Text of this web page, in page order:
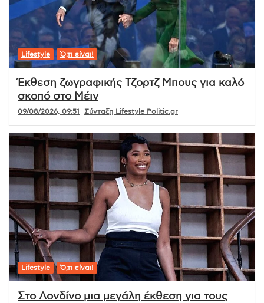
Lifestyle Ό,τι είναι!
Έκθεση ζωγραφικής Τζορτζ Μπους για καλό
σκοπό στο Μέιν
09/08/2026, 09:51 Σύνταξη Lifestyle Politic.gr
Lifestyle Ό,τι είναι!
Στο Λονδίνο μια μεγάλη έκθεση για τους